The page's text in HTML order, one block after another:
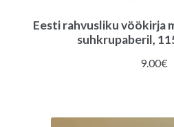
Eesti rahvusliku vöökirja
suhkrupaberil,
9.00€